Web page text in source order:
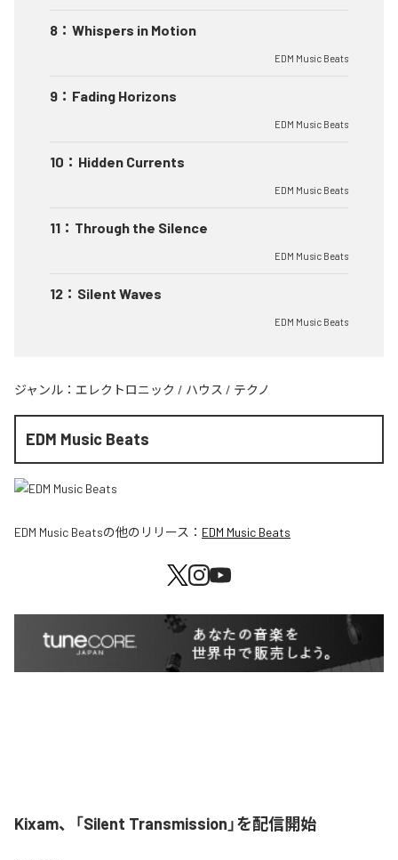
8 ： Whispers in Motion
EDM Music Beats
9 ： Fading Horizons
EDM Music Beats
10 ： Hidden Currents
EDM Music Beats
11 ： Through the Silence
EDM Music Beats
12 ： Silent Waves
EDM Music Beats
ジャンル： エレクトロニック / ハウス / テクノ
EDM Music Beats
EDM Music Beatsの他のリリース： EDM Music Beats
Kixam、「Silent Transmission」を配信開始